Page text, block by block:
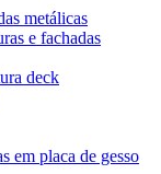
metálicas
e fachadas
deck
em placa de gesso